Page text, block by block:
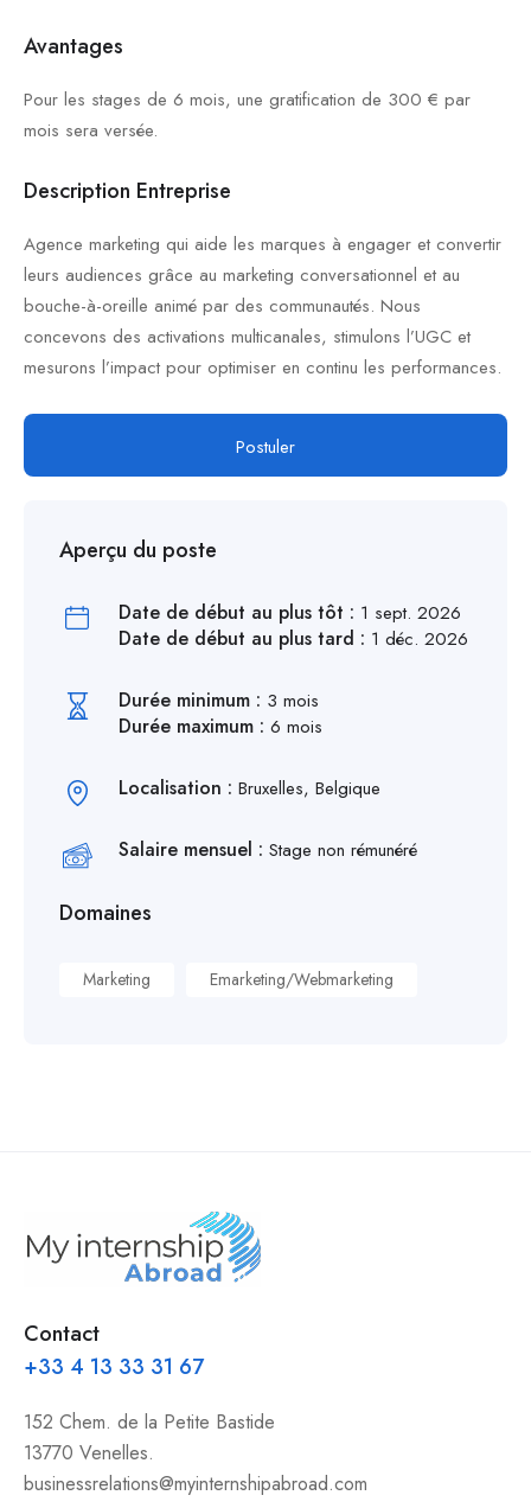
Avantages
Pour les stages de 6 mois, une gratification de 300 € par
mois sera versée.
Description Entreprise
Agence marketing qui aide les marques à engager et convertir
leurs audiences grâce au marketing conversationnel et au
bouche-à-oreille animé par des communautés. Nous
concevons des activations multicanales, stimulons l’UGC et
mesurons l’impact pour optimiser en continu les performances.
Postuler
Aperçu du poste
Date de début au plus tôt : 1 sept. 2026
Date de début au plus tard : 1 déc. 2026
Durée minimum : 3 mois
Durée maximum : 6 mois
Localisation : Bruxelles, Belgique
Salaire mensuel : Stage non rémunéré
Domaines
Marketing Emarketing/Webmarketing
Contact
+33 4 13 33 31 67
152 Chem. de la Petite Bastide
13770 Venelles.
businessrelations@myinternshipabroad.com